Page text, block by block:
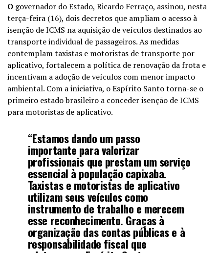
O governador do Estado, Ricardo Ferraço, assinou, nesta
terça-feira (16), dois decretos que ampliam o acesso à
isenção de ICMS na aquisição de veículos destinados ao
transporte individual de passageiros. As medidas
contemplam taxistas e motoristas de transporte por
aplicativo, fortalecem a política de renovação da frota e
incentivam a adoção de veículos com menor impacto
ambiental. Com a iniciativa, o Espírito Santo torna-se o
primeiro estado brasileiro a conceder isenção de ICMS
para motoristas de aplicativo.
“Estamos dando um passo
importante para valorizar
profissionais que prestam um serviço
essencial à população capixaba.
Taxistas e motoristas de aplicativo
utilizam seus veículos como
instrumento de trabalho e merecem
esse reconhecimento. Graças à
organização das contas públicas e à
responsabilidade fiscal que